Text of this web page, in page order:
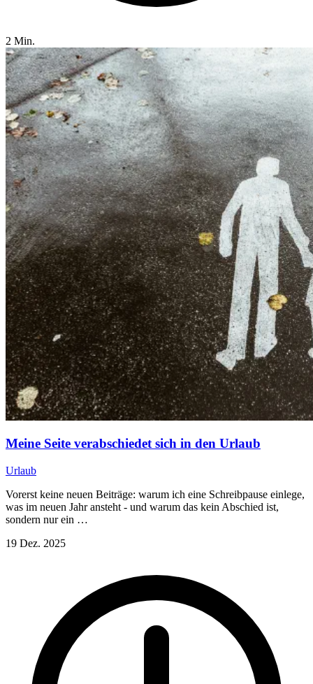
2 Min.
Meine Seite verabschiedet sich in den Urlaub
Urlaub
Vorerst keine neuen Beiträge: warum ich eine Schreibpause einlege,
was im neuen Jahr ansteht - und warum das kein Abschied ist,
sondern nur ein …
19 Dez. 2025